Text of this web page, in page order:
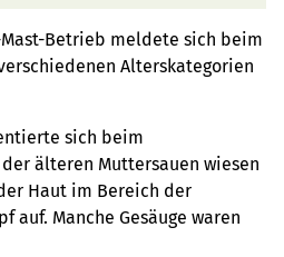
Betrieb meldete sich beim
Alterskategorien
sich beim
älteren Muttersauen wiesen
Haut im Bereich der
auf. Manche Gesäuge waren